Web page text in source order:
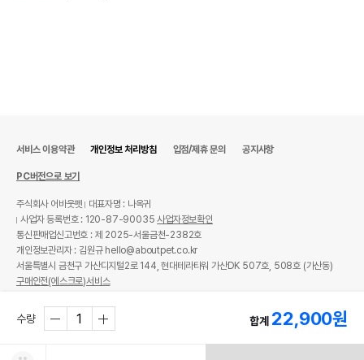
수량 합계 22,900원
서비스 이용약관 개인정보 처리방침 입점/제휴 문의 공지사항
PC버전으로 보기
주식회사 어바웃펫
대표자명 : 나옥귀
사업자 등록번호 : 120-87-90035사업자정보확인
통신판매업신고번호 : 제 2025-서울금천-2382호
개인정보관리자 : 김원규 hello@aboutpet.co.kr
서울특별시 금천구 가산디지털2로 144, 현대테라타워 가산DK 507호, 508호 (가산동)
구매안전(에스크로)서비스